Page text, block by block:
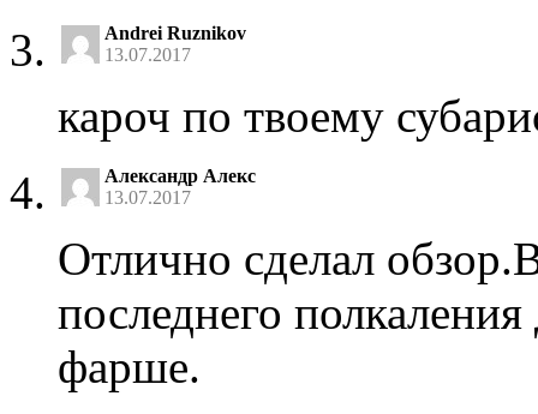
Andrei Ruznikov
13.07.2017
кароч по твоему
Александр Алекс
13.07.2017
Отлично сделал
последнего
фарше.